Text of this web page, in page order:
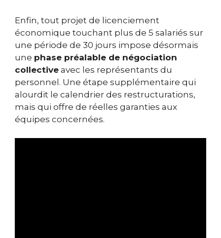
Enfin, tout projet de licenciement
économique touchant plus de 5 salariés sur
une période de 30 jours impose désormais
une phase préalable de négociation
collective avec les représentants du
personnel. Une étape supplémentaire qui
alourdit le calendrier des restructurations,
mais qui offre de réelles garanties aux
équipes concernées.